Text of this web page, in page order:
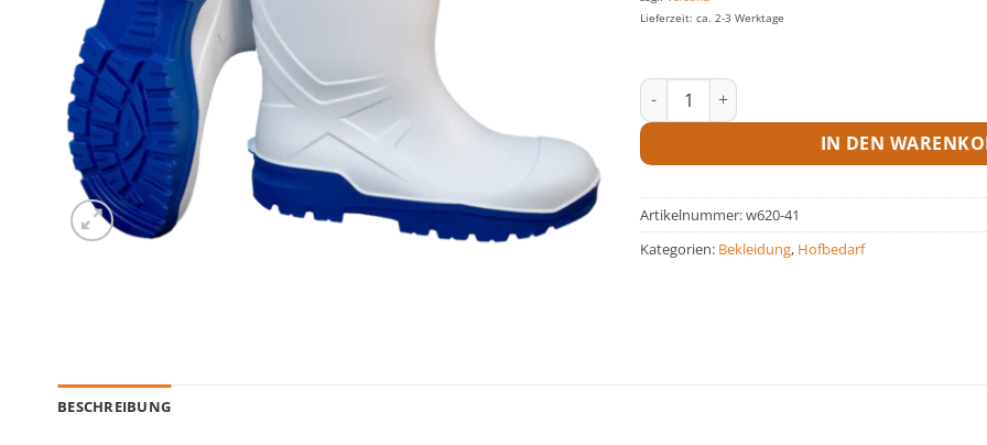
Lieferzeit: ca. 2-3 Werktage
Stiefel TechnoBoots weiss Menge
IN DEN
Artikelnummer:w620-41
Kategorien: Bekleidung, Hofbedarf
BESCHREIBUNG